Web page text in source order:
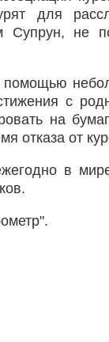
для
не
с
на
отказа от
в